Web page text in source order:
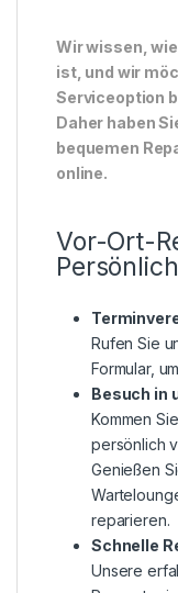
Wir wissen,
ist, und wir
Serviceoption
Daher haben
bequemen
online.
Vor-Ort-
Persönlich
Rufen Sie
Formular,
Besuch in
Kommen
persönlich
Genießen
reparieren.
Schnelle
Unsere